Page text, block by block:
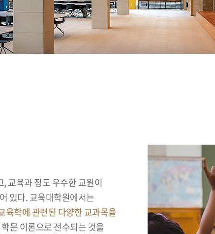
교육과 정도 우수한 교원이
있다. 교육대학원에서는
육학에 관련된 다양한 교과목을
문 이론으로 전수되는 것을